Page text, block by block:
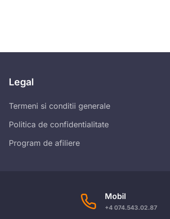
Legal
Termeni si conditii generale
Politica de confidentialitate
Program de afiliere
Mobil
+4 074.543.02.87